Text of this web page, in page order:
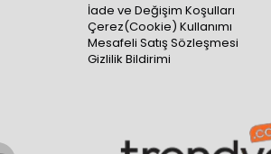
İade ve Değişim Koşulları
Çerez(Cookie) Kullanımı
Mesafeli Satış Sözleşmesi
Gizlilik Bildirimi